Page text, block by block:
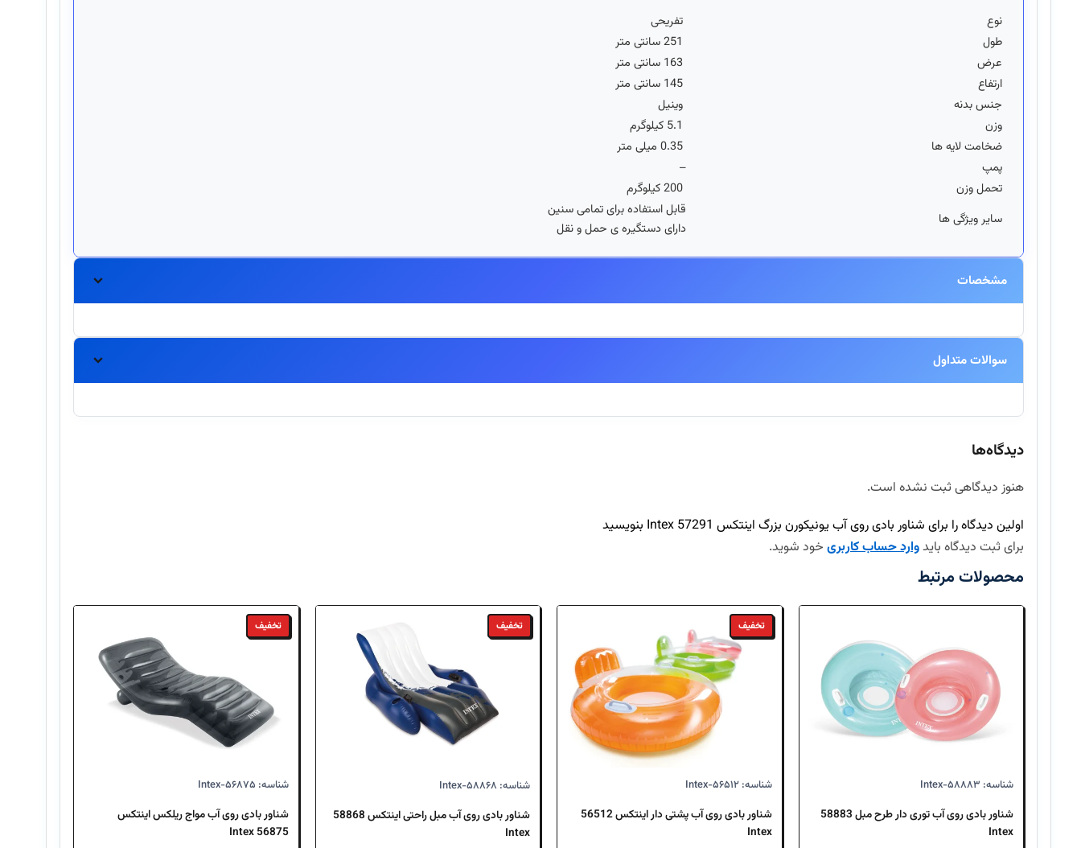
نوع
تفریحی
طول
عرض
ارتفاع
جنس بدنه
وینیل
وزن
ضخامت لایه ها
پمپ
–
تحمل وزن
سایر ویژگی ها
قابل استفاده برای تمامی سنین
دارای دستگیره ی حمل و نقل
مشخصات
سوالات متداول
آیا این محصول اورجینال است؟
بله، تمامی محصولات موجود در اینتکس مستقیماً از برندهای معتبر تهیه شده و اصالت آنها ۱۰۰٪ تضمین میگردد.
ارسال سفارش چند روز طول میکشد؟
آیا امکان بازگرداندن کالا وجود دارد؟
دیدگاه‌ها
هنوز دیدگاهی ثبت نشده است.
اولین دیدگاه را برای شناور بادی روی آب یونیکورن بزرگ اینتکس 57291 Intex بنویسید
برای ثبت دیدگاه بایدوارد حساب کاربری خود شوید.
محصولات مرتبط
شناسه: Intex-۵۸۸۸۳
شناور بادی روی آب توری دار طرح مبل 58883
Intex
تخفیف
شناسه: Intex-۵۶۵۱۲
شناور بادی روی آب پشتی دار اینتکس 56512
Intex
تخفیف
شناسه: Intex-۵۸۸۶۸
شناور بادی روی آب مبل راحتی اینتکس 58868
Intex
تخفیف
شناسه: Intex-۵۶۸۷۵
شناور بادی روی آب مواج ریلکس اینتکس
56875 Intex